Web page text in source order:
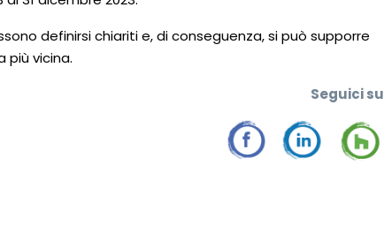
definirsi chiariti e, di conseguenza, si può supporre
più vicina.
Seguici su